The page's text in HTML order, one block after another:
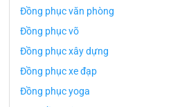
Đồng phục văn phòng
Đồng phục võ
Đồng phục xây dựng
Đồng phục xe đạp
Đồng phục yoga